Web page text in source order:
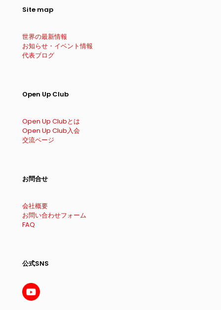
Site map
世界の最新情報
お知らせ・イベント情報
代表ブログ
Open Up Club
Open Up Clubとは
Open Up Club入会
交流ページ
お問合せ
会社概要
お問い合わせフォーム
FAQ
公式SNS